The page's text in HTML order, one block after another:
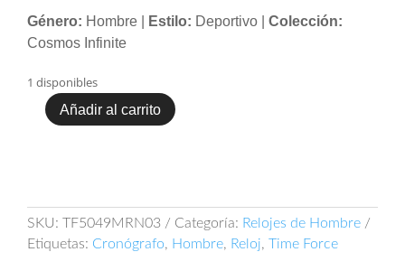
Género: Hombre | Estilo: Deportivo | Colección:
Cosmos Infinite
1 disponibles
Time
Añadir al carrito
SKU: TF5049MRN03 Categoría: Relojes de Hombre
Etiquetas: Cronógrafo, Hombre, Reloj, Time Force